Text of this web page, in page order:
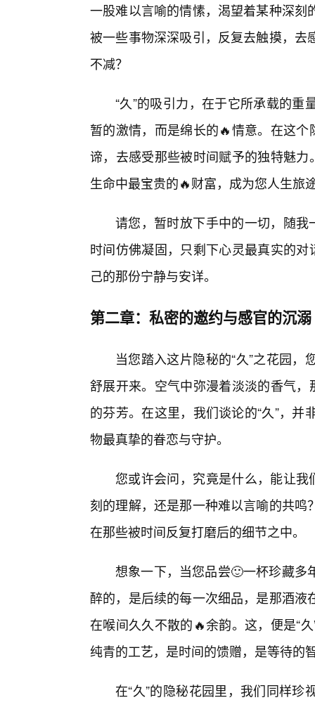
一股难以言喻的情愫，渴望着某种深
被一些事物深深吸引，反复去触摸，
不减？
“久”的吸引力，在于它所承载的
暂的激情，而是绵长的🔥情意。在这
谛，去感受那些被时间赋予的独特魅
生命中最宝贵的🔥财富，成为您人生旅
请您，暂时放下手中的一切，随我
时间仿佛凝固，只剩下心灵最真实的
己的那份宁静与安详。
第二章：私密的邀约与感官的沉溺
当您踏入这片隐秘的“久”之花园
舒展开来。空气中弥漫着淡淡的香气
的芬芳。在这里，我们谈论的“久”，
物最真挚的眷恋与守护。
您或许会问，究竟是什么，能让我
刻的理解，还是那一种难以言喻的共
在那些被时间反复打磨后的细节之中。
想象一下，当您品尝🙂一杯珍藏多
醉的，是后续的每一次细品，是那酒
在喉间久久不散的🔥余韵。这，便是“
纯青的工艺，是时间的馈赠，是等待的
在“久”的隐秘花园里，我们同样